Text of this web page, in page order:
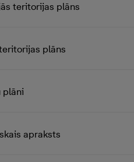
teritorijas plāns
plāns
plāni
apraksts